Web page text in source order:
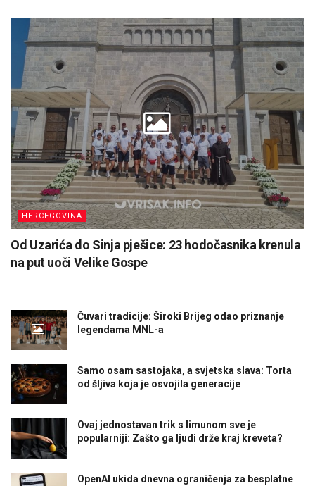
HERCEGOVINA
Od Uzarića do Sinja pješice: 23 hodočasnika krenula
na put uoči Velike Gospe
Čuvari tradicije: Široki Brijeg odao priznanje
legendama MNL-a
Samo osam sastojaka, a svjetska slava: Torta
od šljiva koja je osvojila generacije
Ovaj jednostavan trik s limunom sve je
popularniji: Zašto ga ljudi drže kraj kreveta?
OpenAI ukida dnevna ograničenja za besplatne